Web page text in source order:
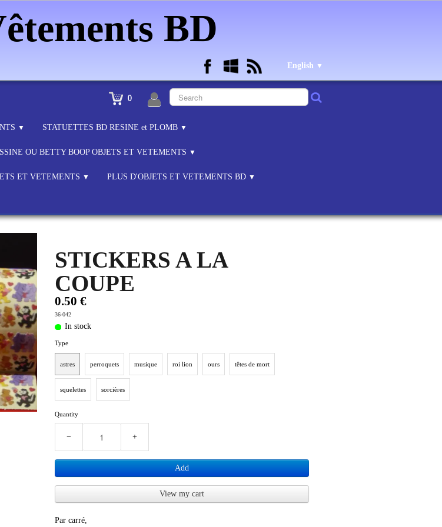
BD
English ▼
0
▼ STATUETTES BD RESINE et PLOMB ▼
OU BETTY BOOP OBJETS ET VETEMENTS ▼
ET VETEMENTS ▼ PLUS D'OBJETS ET VETEMENTS BD ▼
STICKERS A LA
COUPE
0.50 €
36-042
In stock
Type
astres perroquets musique roi lion ours têtes de mort
squelettes sorcières
Quantity
− +
Add
View my cart
Par carré,